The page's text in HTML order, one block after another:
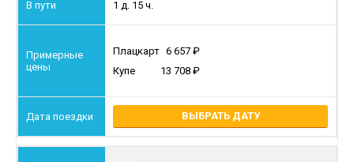
1 д. 15 ч.
Плацкарт 6 657
Купе
13 708
ВЫБРАТЬ ДАТУ